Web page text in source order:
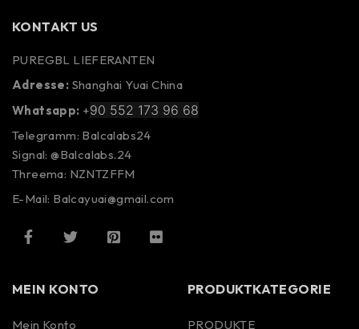
KONTAKT US
PUREGBL LIEFERANTEN
Adresse: Shanghai Yuai China
Whatsapp: +90 552 173 96 68
Telegramm: Balcalabs24
Signal: @Balcalabs.24
Threema: NZNTZFFM
E-Mail: Balcayuai@gmail.com
MEIN KONTO
Mein Konto
PRODUKTKATEGORIE
PRODUKTE